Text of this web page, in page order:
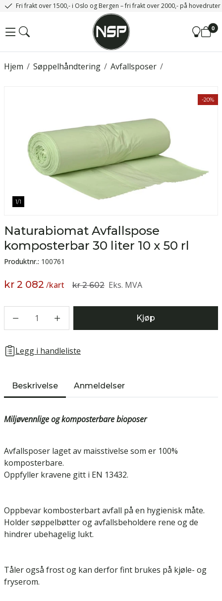
Fri frakt over 1500,- i Oslo og Bergen – fri frakt over 2000,- på
0
/
Hjem /
Søppelhåndtering /
Avfallsposer
1/1
-20%
Naturabiomat Avfallspose
komposterbar 30 liter 10 x 50 rl
Produktnr.: 100761
kr 2 082 /kart kr 2 602 Eks. MVA
1 Kjøp
Legg i handleliste
Beskrivelse Anmeldelser
Miljøvennlige og komposterbare bioposer
Avfallsposer laget av maisstivelse som er 100%
komposterbare.
Oppfyller kravene gitt i EN 13432.
Oppbevar kombosterbart avfall på en hygienisk måte.
Holder søppelbøtter og avfallsbeholdere rene og de
hindrer ubehagelig lukt.
Tåler også frost og kan derfor fint brukes på kjøle- og
fryserom.